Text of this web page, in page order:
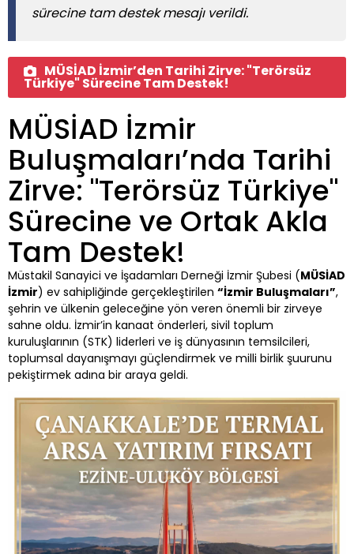
sürecine tam destek mesajı verildi.
MÜSİAD İzmir’den Tarihi Zirve: "Terörsüz
Türkiye" Sürecine Tam Destek!
MÜSİAD İzmir
Buluşmaları’nda Tarihi
Zirve: "Terörsüz Türkiye"
Sürecine ve Ortak Akla
Tam Destek!
Müstakil Sanayici ve İşadamları Derneği İzmir Şubesi (MÜSİAD
İzmir) ev sahipliğinde gerçekleştirilen “İzmir Buluşmaları”,
şehrin ve ülkenin geleceğine yön veren önemli bir zirveye
sahne oldu. İzmir’in kanaat önderleri, sivil toplum
kuruluşlarının (STK) liderleri ve iş dünyasının temsilcileri,
toplumsal dayanışmayı güçlendirmek ve milli birlik şuurunu
pekiştirmek adına bir araya geldi.